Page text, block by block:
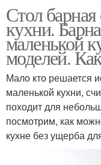
Стол
кухни.
маленькой
моделей.
Мало кто решается
маленькой кухни,
походит для
посмотрим, как
кухне без ущерба